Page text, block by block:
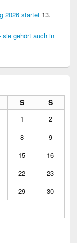
2026 startet 13.
sie gehört auch in
S S
1
2
8
9
15
16
22
23
29
30